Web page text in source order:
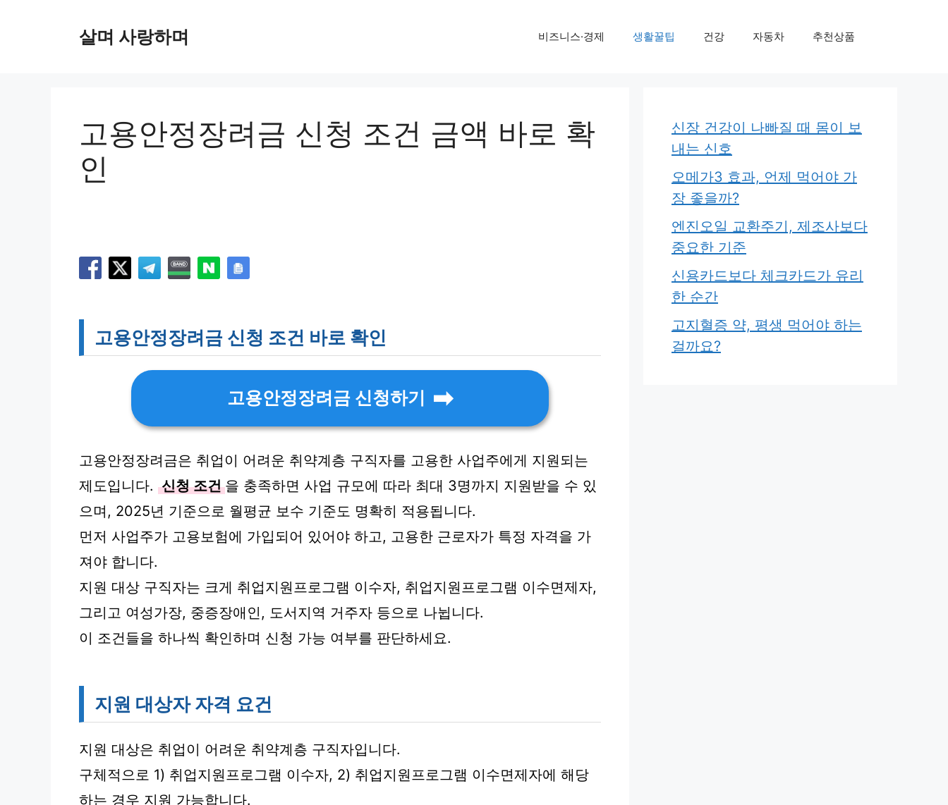
살며 사랑하며 비즈니스·경제 생활꿀팁 건강 자동차 추천상품
고용안정장려금 신청 조건 금액 바로 확
인
고용안정장려금 신청 조건 바로 확인
고용안정장려금 신청하기
고용안정장려금은 취업이 어려운 취약계층 구직자를 고용한 사업주에게 지원되는
제도입니다. 신청 조건 을 충족하면 사업 규모에 따라 최대 3명까지 지원받을 수 있
으며, 2025년 기준으로 월평균 보수 기준도 명확히 적용됩니다.
먼저 사업주가 고용보험에 가입되어 있어야 하고, 고용한 근로자가 특정 자격을 가
져야 합니다.
지원 대상 구직자는 크게 취업지원프로그램 이수자, 취업지원프로그램 이수면제자,
그리고 여성가장, 중증장애인, 도서지역 거주자 등으로 나뉩니다.
이 조건들을 하나씩 확인하며 신청 가능 여부를 판단하세요.
지원 대상자 자격 요건
지원 대상은 취업이 어려운 취약계층 구직자입니다.
구체적으로 1) 취업지원프로그램 이수자, 2) 취업지원프로그램 이수면제자에 해당
하는 경우 지원 가능합니다.
신장 건강이 나빠질 때 몸이 보
내는 신호
오메가3 효과, 언제 먹어야 가
장 좋을까?
엔진오일 교환주기, 제조사보다
중요한 기준
신용카드보다 체크카드가 유리
한 순간
고지혈증 약, 평생 먹어야 하는
걸까요?